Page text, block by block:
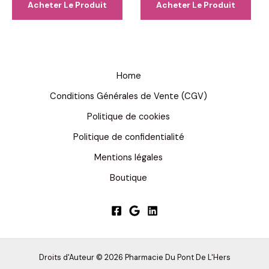
était :
99,00 €.
est :
49,00 €.
Acheter Le Produit
était :
98,00 €.
est :
49,00 €.
Acheter Le Produit
Home
Conditions Générales de Vente (CGV)
Politique de cookies
Politique de confidentialité
Mentions légales
Boutique
Droits d'Auteur © 2026 Pharmacie Du Pont De L'Hers